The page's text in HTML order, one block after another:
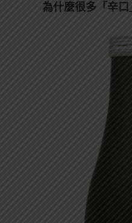
為什麼很多「辛